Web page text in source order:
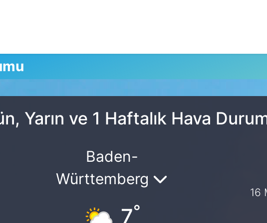
Yarın ve 1 Haftalık Hava
Baden-
Württemberg
7°
16